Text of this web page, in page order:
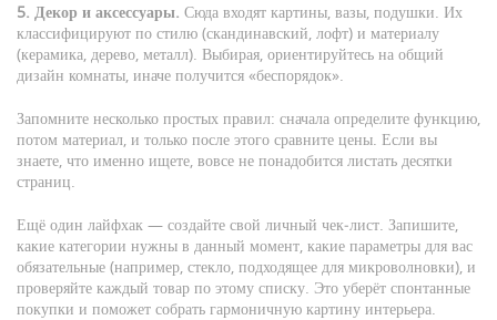
5. Декор и аксессуары. Сюда входят картины, вазы, подушки. Их
классифицируют по стилю (скандинавский, лофт) и материалу
(керамика, дерево, металл). Выбирая, ориентируйтесь на общий
дизайн комнаты, иначе получится «беспорядок».
Запомните несколько простых правил: сначала определите функцию,
потом материал, и только после этого сравните цены. Если вы
знаете, что именно ищете, вовсе не понадобится листать десятки
страниц.
Ещё один лайфхак — создайте свой личный чек‑лист. Запишите,
какие категории нужны в данный момент, какие параметры для вас
обязательные (например, стекло, подходящее для микроволновки), и
проверяйте каждый товар по этому списку. Это уберёт спонтанные
покупки и поможет собрать гармоничную картину интерьера.